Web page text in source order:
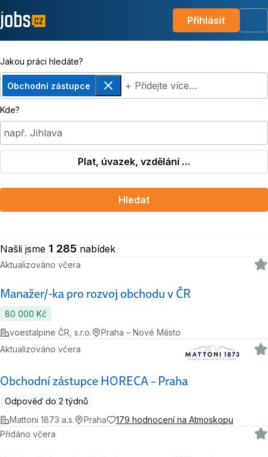
Přihlásit
Jakou práci hledáte?
Obchodní zástupce
Odebrat+ Přidejte více…
Kde?
např. Jihlava
Plat, úvazek, vzdělání …
Hledat
Našli jsme 1 285 nabídek
Manažer/-ka pro rozvoj obchodu v ČR
Aktualizováno včera
80 000 Kč
voestalpine ČR, s.r.o.
Praha – Nové Město
Obchodní zástupce HORECA – Praha
Aktualizováno včera
Odpověď do 2 týdnů
Mattoni 1873 a.s.
Praha 179 hodnocení na Atmoskopu
Přidáno včera